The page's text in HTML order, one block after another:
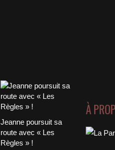
Jeanne poursuit sa
route avec « Les
Règles » !
À